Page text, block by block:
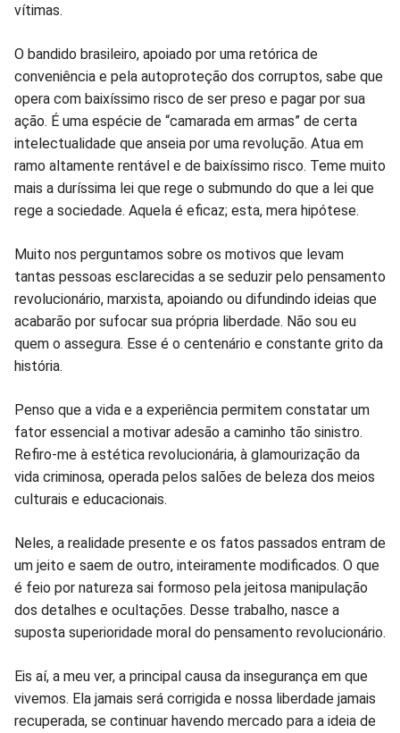
vítimas.
O bandido brasileiro, apoiado por uma retórica de
conveniência e pela autoproteção dos corruptos, sabe que
opera com baixíssimo risco de ser preso e pagar por sua
ação. É uma espécie de “camarada em armas” de certa
intelectualidade que anseia por uma revolução. Atua em
ramo altamente rentável e de baixíssimo risco. Teme muito
mais a duríssima lei que rege o submundo do que a lei que
rege a sociedade. Aquela é eficaz; esta, mera hipótese.
Muito nos perguntamos sobre os motivos que levam
tantas pessoas esclarecidas a se seduzir pelo pensamento
revolucionário, marxista, apoiando ou difundindo ideias que
acabarão por sufocar sua própria liberdade. Não sou eu
quem o assegura. Esse é o centenário e constante grito da
história.
Penso que a vida e a experiência permitem constatar um
fator essencial a motivar adesão a caminho tão sinistro.
Refiro-me à estética revolucionária, à glamourização da
vida criminosa, operada pelos salões de beleza dos meios
culturais e educacionais.
Neles, a realidade presente e os fatos passados entram de
um jeito e saem de outro, inteiramente modificados. O que
é feio por natureza sai formoso pela jeitosa manipulação
dos detalhes e ocultações. Desse trabalho, nasce a
suposta superioridade moral do pensamento revolucionário.
Eis aí, a meu ver, a principal causa da insegurança em que
vivemos. Ela jamais será corrigida e nossa liberdade jamais
recuperada, se continuar havendo mercado para a ideia de